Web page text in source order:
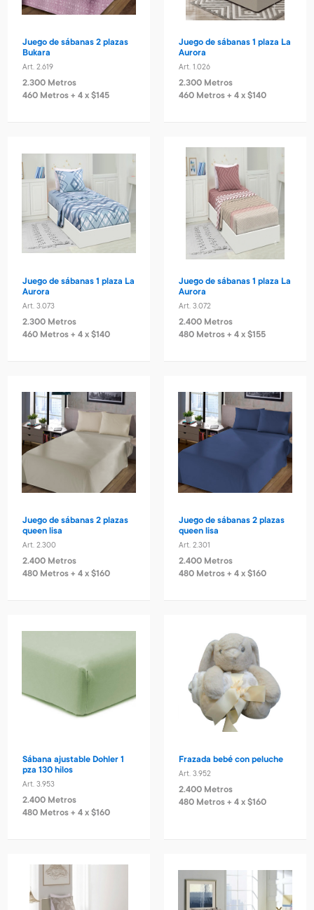
Juego de sábanas 2 plazas
Bukara
Art. 2.619
2.300 Metros
460 Metros + 4 x $145
Juego de sábanas 1 plaza La
Aurora
Art. 1.026
2.300 Metros
460 Metros + 4 x $140
Juego de sábanas 1 plaza La
Aurora
Art. 3.073
2.300 Metros
460 Metros + 4 x $140
Juego de sábanas 1 plaza La
Aurora
Art. 3.072
2.400 Metros
480 Metros + 4 x $155
Juego de sábanas 2 plazas
queen lisa
Art. 2.300
2.400 Metros
480 Metros + 4 x $160
Juego de sábanas 2 plazas
queen lisa
Art. 2.301
2.400 Metros
480 Metros + 4 x $160
Sábana ajustable Dohler 1
pza 130 hilos
Art. 3.953
2.400 Metros
480 Metros + 4 x $160
Frazada bebé con peluche
Art. 3.952
2.400 Metros
480 Metros + 4 x $160